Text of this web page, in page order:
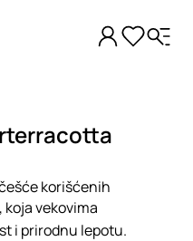
korišćenih
koja vekovima
i prirodnu lepotu.